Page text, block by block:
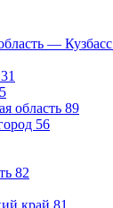
— Кузбасс
31
5
область 89
56
82
край 81